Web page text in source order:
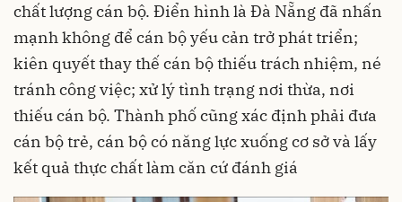
chất lượng cán bộ. Điển hình là Đà Nẵng đã nhấn
mạnh không để cán bộ yếu cản trở phát triển;
kiên quyết thay thế cán bộ thiếu trách nhiệm, né
tránh công việc; xử lý tình trạng nơi thừa, nơi
thiếu cán bộ. Thành phố cũng xác định phải đưa
cán bộ trẻ, cán bộ có năng lực xuống cơ sở và lấy
kết quả thực chất làm căn cứ đánh giá